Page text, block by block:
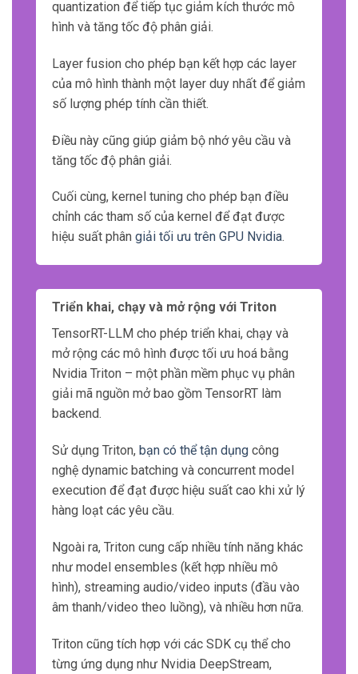
quantization để tiếp tục giảm kích thước mô
hình và tăng tốc độ phân giải.
Layer fusion cho phép bạn kết hợp các layer
của mô hình thành một layer duy nhất để giảm
số lượng phép tính cần thiết.
Điều này cũng giúp giảm bộ nhớ yêu cầu và
tăng tốc độ phân giải.
Cuối cùng, kernel tuning cho phép bạn điều
chỉnh các tham số của kernel để đạt được
hiệu suất phân giải tối ưu trên GPU Nvidia.
Triển khai, chạy và mở rộng với Triton
TensorRT-LLM cho phép triển khai, chạy và
mở rộng các mô hình được tối ưu hoá bằng
Nvidia Triton – một phần mềm phục vụ phân
giải mã nguồn mở bao gồm TensorRT làm
backend.
Sử dụng Triton, bạn có thể tận dụng công
nghệ dynamic batching và concurrent model
execution để đạt được hiệu suất cao khi xử lý
hàng loạt các yêu cầu.
Ngoài ra, Triton cung cấp nhiều tính năng khác
như model ensembles (kết hợp nhiều mô
hình), streaming audio/video inputs (đầu vào
âm thanh/video theo luồng), và nhiều hơn nữa.
Triton cũng tích hợp với các SDK cụ thể cho
từng ứng dụng như Nvidia DeepStream,